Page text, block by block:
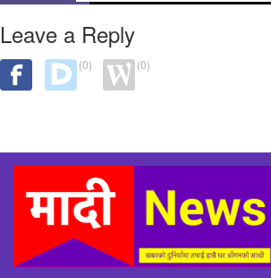
Leave a Reply
(0) (0)